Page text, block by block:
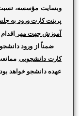
وبسايت مؤسسه،
پرينت کارت ورود به
آموزش جهت مهر
ضمناً از ورود
کارت دانشجویی
عهده دانشجو خواهد